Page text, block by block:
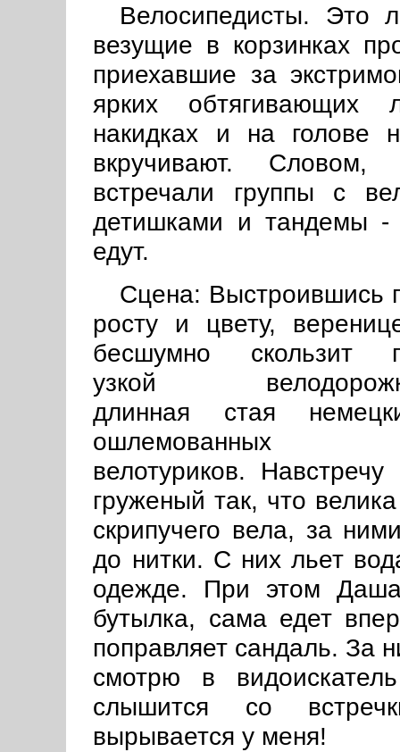
Велосипедисты. Это
везущие в корзинках
приехавшие за
ярких обтягивающих
накидках и на голове
вкручивают. Словом,
встречали группы с
детишками и тандемы -
едут.
Сцена: Выстроившись
росту и цвету,
бесшумно скользит
узкой
длинная стая
ошлемованных
велотуриков.
груженый так, что
скрипучего вела, за
до нитки. С них льет
одежде. При этом
бутылка, сама едет
поправляет сандаль. За
смотрю в
слышится со
вырывается у меня!